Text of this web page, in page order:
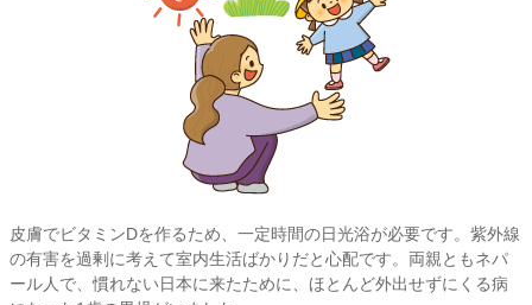
皮膚でビタミンDを作るため、一定時間の日光浴が必要です。紫外線
の有害を過剰に考えて室内生活ばかりだと心配です。両親ともネパ
ール人で、慣れない日本に来たために、ほとんど外出せずにくる病